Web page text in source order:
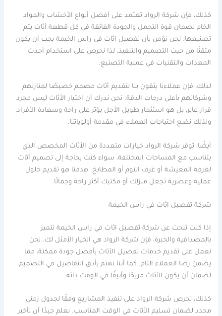
كذلك، فإن شركة الرواد تعتمد على أفضل أنواع الأخشاب والمواد
الخام لضمان قوة التحمل والجودة الفائقة في كل قطعة أثاث يتم
تصنيعها. نحن نؤمن بأن تفصيل اثاث في راس الخيمة يجب أن يكون
متقنًا من حيث التصميم والتنفيذ، لذا نحرص على استخدام أحدث
المعدات والتقنيات في عملية التصنيع.
لذلك، فإن عملاءنا يثقون بنا لتقديم أثاث مصمم خصيصًا لمنازلهم
وشركاتهم بأعلى درجات الدقة. نحن ندرك أن اختيار الأثاث ليس مجرد
قرار عابر، بل هو استثمار طويل الأجل يؤثر على راحة وسعادة الأفراد،
ولذلك نضع احتياجات العملاء في مقدمة أولوياتنا.
أيضًا، توفر شركة الرواد خيارات متعددة من الأثاث المخصص الذي
يتناسب مع المساحات المختلفة، سواء كنت بحاجة إلى تصميم أثاث
لغرفة المعيشة أو غرف النوم أو المطابخ. هدفنا هو تقديم حلول
عملية وعصرية تجعل منزلك أو مكتبك أكثر راحة وجمالًا.
شركة تفصيل اثاث في راس الخيمة
إذا كنت تبحث عن شركة تفصيل اثاث في راس الخيمة تتميز
بالمصداقية والخبرة، فإن شركة الرواد هي الخيار الأمثل لك. نحن
نعمل على تقديم خدمات تفصيل الأثاث بأفضل جودة ممكنة، مما
يضمن رضا العملاء التام. كما أننا نهتم بأدق التفاصيل في التصميم،
لضمان أن يكون الأثاث مريحًا وأنيقًا في الوقت ذاته.
كذلك، تحرص شركة الرواد على تنفيذ المشاريع وفقًا لجدول زمني
محدد لضمان تسليم الأثاث في الوقت المناسب. نعلم جيدًا أن تأخير